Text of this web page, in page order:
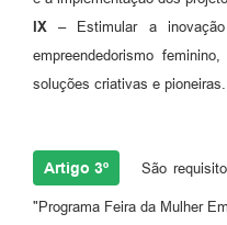
IX –Estimular a
empreendedorismo
soluções criativas e pioneiras.
Artigo 3º São
"Programa Feira da Mulher